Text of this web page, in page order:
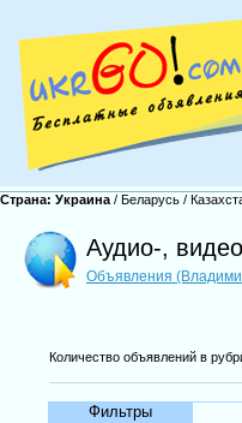
Страна: Украина / Беларусь /
Аудио-,
Объявления
Количество объявлений в
Фильтры